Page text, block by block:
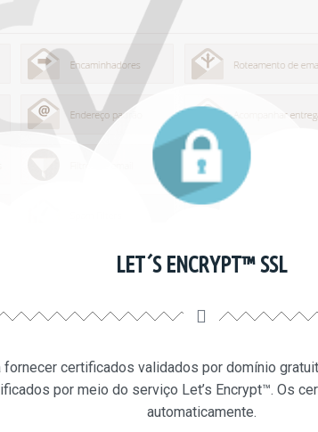
LET´S ENCRYPT™ SSL
fornecer certificados validados por domínio
por meio do serviço Let’s Encrypt™. Os
automaticamente.